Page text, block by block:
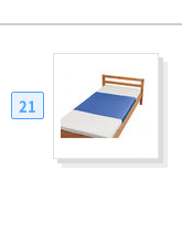
21